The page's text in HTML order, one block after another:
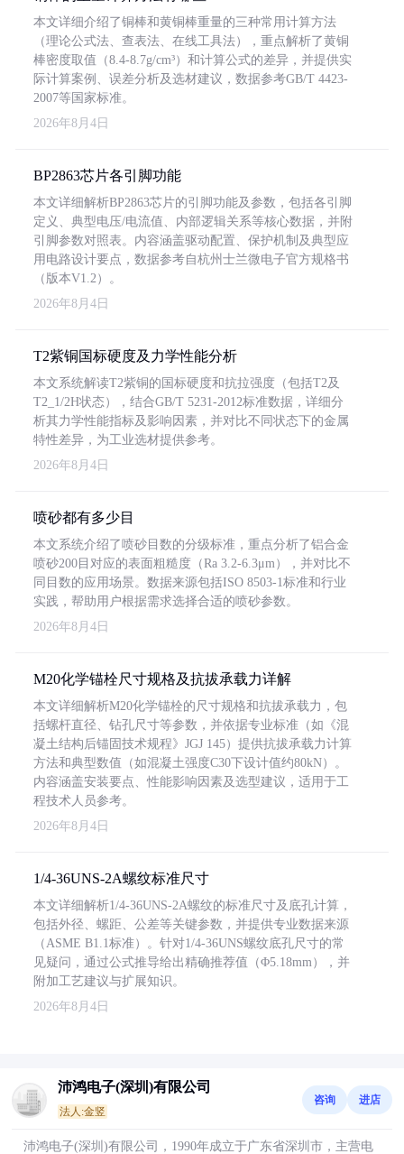
本文详细介绍了铜棒和黄铜棒重量的三种常用计算方法
（理论公式法、查表法、在线工具法），重点解析了黄铜
棒密度取值（8.4-8.7g/cm³）和计算公式的差异，并提供实
际计算案例、误差分析及选材建议，数据参考GB/T 4423-
2007等国家标准。
2026年8月4日
BP2863芯片各引脚功能
本文详细解析BP2863芯片的引脚功能及参数，包括各引脚
定义、典型电压/电流值、内部逻辑关系等核心数据，并附
引脚参数对照表。内容涵盖驱动配置、保护机制及典型应
用电路设计要点，数据参考自杭州士兰微电子官方规格书
（版本V1.2）。
2026年8月4日
T2紫铜国标硬度及力学性能分析
本文系统解读T2紫铜的国标硬度和抗拉强度（包括T2及
T2_1/2H状态），结合GB/T 5231-2012标准数据，详细分
析其力学性能指标及影响因素，并对比不同状态下的金属
特性差异，为工业选材提供参考。
2026年8月4日
喷砂都有多少目
本文系统介绍了喷砂目数的分级标准，重点分析了铝合金
喷砂200目对应的表面粗糙度（Ra 3.2-6.3μm），并对比不
同目数的应用场景。数据来源包括ISO 8503-1标准和行业
实践，帮助用户根据需求选择合适的喷砂参数。
2026年8月4日
M20化学锚栓尺寸规格及抗拔承载力详解
本文详细解析M20化学锚栓的尺寸规格和抗拔承载力，包
括螺杆直径、钻孔尺寸等参数，并依据专业标准（如《混
凝土结构后锚固技术规程》JGJ 145）提供抗拔承载力计算
方法和典型数值（如混凝土强度C30下设计值约80kN）。
内容涵盖安装要点、性能影响因素及选型建议，适用于工
程技术人员参考。
2026年8月4日
1/4-36UNS-2A螺纹标准尺寸
本文详细解析1/4-36UNS-2A螺纹的标准尺寸及底孔计算，
包括外径、螺距、公差等关键参数，并提供专业数据来源
（ASME B1.1标准）。针对1/4-36UNS螺纹底孔尺寸的常
见疑问，通过公式推导给出精确推荐值（Φ5.18mm），并
附加工艺建议与扩展知识。
2026年8月4日
沛鸿电子(深圳)有限公司
法人:金竖
咨询 进店
沛鸿电子(深圳)有限公司，1990年成立于广东省深圳市，主营电